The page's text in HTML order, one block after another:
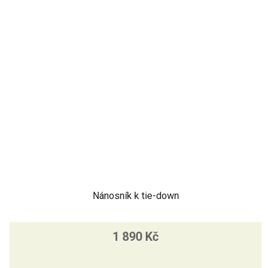
Nánosník k tie-down
1 890 Kč